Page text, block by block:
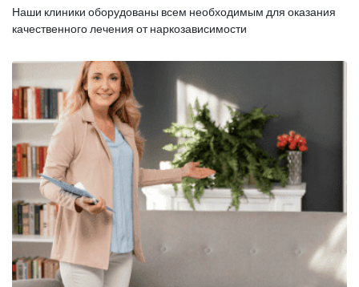
Наши клиники оборудованы всем необходимым для оказания
качественного лечения от наркозависимости